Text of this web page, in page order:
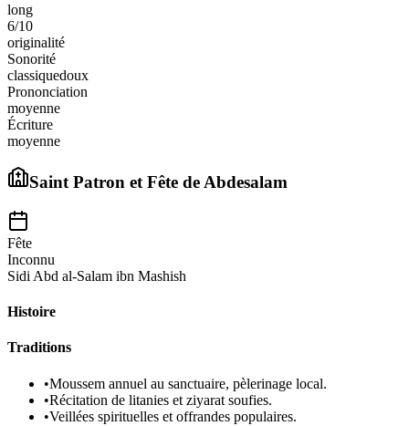
long
6/10
originalité
Sonorité
classiquedoux
Prononciation
moyenne
Écriture
moyenne
Saint Patron et Fête deAbdesalam
Fête
Inconnu
Sidi Abd al-Salam ibn Mashish
Histoire
Traditions
•Moussem annuel au sanctuaire, pèlerinage local.
•Récitation de litanies et ziyarat soufies.
•Veillées spirituelles et offrandes populaires.